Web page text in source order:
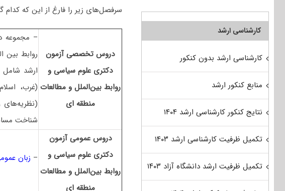
سرفصل‌های زیر را فارغ از این که کدام
دروس تخصصی آزمون
دکتری علوم سیاسی و
روابط بین‌الملل و مطالعات
منطقه ای
روابط بین
شناخت
دروس عمومی آزمون
دکتری علوم سیاسی و
روابط بین‌الملل و مطالعات
منطقه ای
– زبان
کارشناسی ارشد
کارشناسی ارشد بدون کنکور
منابع کنکور ارشد
نتایج کنکور کارشناسی ارشد ۱۴۰۴
تکمیل ظرفیت کارشناسی ارشد ۱۴۰۳
تکمیل ظرفیت ارشد دانشگاه آزاد ۱۴۰۳